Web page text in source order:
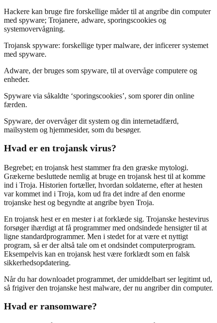
Hackere kan bruge fire forskellige måder til at angribe din computer
med spyware; Trojanere, adware, sporingscookies og
systemovervågning.
Trojansk spyware: forskellige typer malware, der inficerer systemet
med spyware.
Adware, der bruges som spyware, til at overvåge computere og
enheder.
Spyware via såkaldte ‘sporingscookies’, som sporer din online
færden.
Spyware, der overvåger dit system og din internetadfærd,
mailsystem og hjemmesider, som du besøger.
Hvad er en trojansk virus?
Begrebet; en trojansk hest stammer fra den græske mytologi.
Grækerne besluttede nemlig at bruge en trojansk hest til at komme
ind i Troja. Historien fortæller, hvordan soldaterne, efter at hesten
var kommet ind i Troja, kom ud fra det indre af den enorme
trojanske hest og begyndte at angribe byen Troja.
En trojansk hest er en mester i at forklæde sig. Trojanske hestevirus
forsøger ihærdigt at få programmer med ondsindede hensigter til at
ligne standardprogrammer. Men i stedet for at være et nyttigt
program, så er der altså tale om et ondsindet computerprogram.
Eksempelvis kan en trojansk hest være forklædt som en falsk
sikkerhedsopdatering.
Når du har downloadet programmet, der umiddelbart ser legitimt ud,
så frigiver den trojanske hest malware, der nu angriber din computer.
Hvad er ransomware?